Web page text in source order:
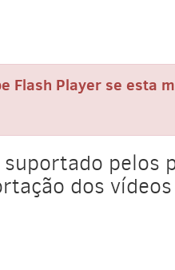
Flash Player se esta
dos